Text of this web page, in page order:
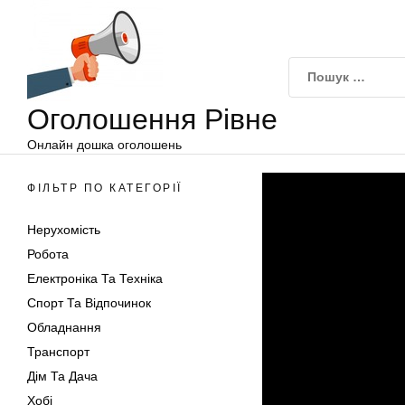
Оголошення Рівне
Онлайн дошка оголошень
ФІЛЬТР ПО КАТЕГОРІЇ
Нерухомість
Робота
Електроніка Та Техніка
Спорт Та Відпочинок
Обладнання
Транспорт
Дім Та Дача
Хобі